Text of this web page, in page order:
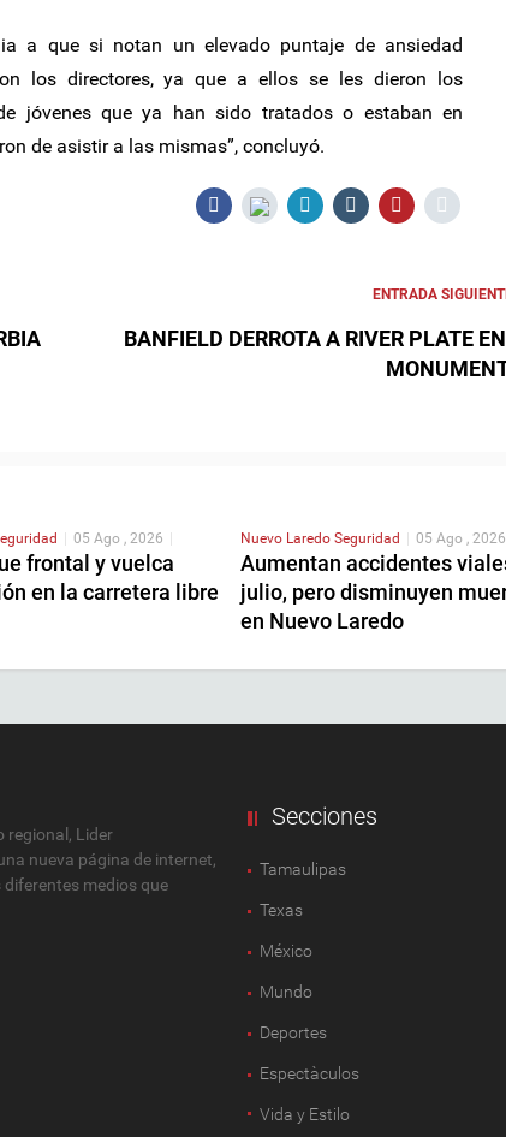
a que si notan un elevado puntaje de ansiedad
los directores, ya que a ellos se les dieron los
jóvenes que ya han sido tratados o estaban en
de asistir a las mismas”, concluyó.
ENTRADA
BANFIELD DERROTA A RIVER PLATE
| 05 Ago , 2026 |
frontal y vuelca
en la carretera libre
Nuevo Laredo Seguridad | 05 Ago , 2026
Aumentan accidentes
julio, pero disminuyen
en Nuevo Laredo
regional, Lider
nueva página de internet,
medios que
Secciones
Tamaulipas
Texas
México
Mundo
Deportes
Espectàculos
Vida y Estilo